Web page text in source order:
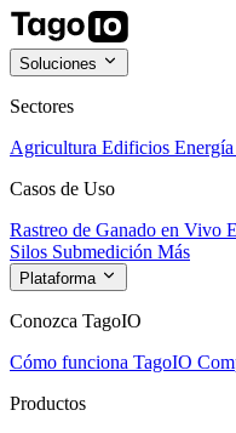
Soluciones
Sectores
Agricultura Edificios Energía
Casos de Uso
Rastreo de Ganado en Vivo
Silos Submedición Más
Plataforma
Conozca TagoIO
Cómo funciona TagoIO
Productos